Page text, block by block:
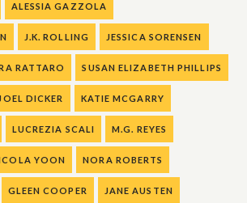
ALESSIA GAZZOLA
J.K. ROLLING JESSICA SORENSEN
RATTARO SUSAN ELIZABETH PHILLIPS
DICKER KATIE MCGARRY
LUCREZIA SCALI M.G. REYES
YOON NORA ROBERTS
GLEEN COOPER JANE AUSTEN